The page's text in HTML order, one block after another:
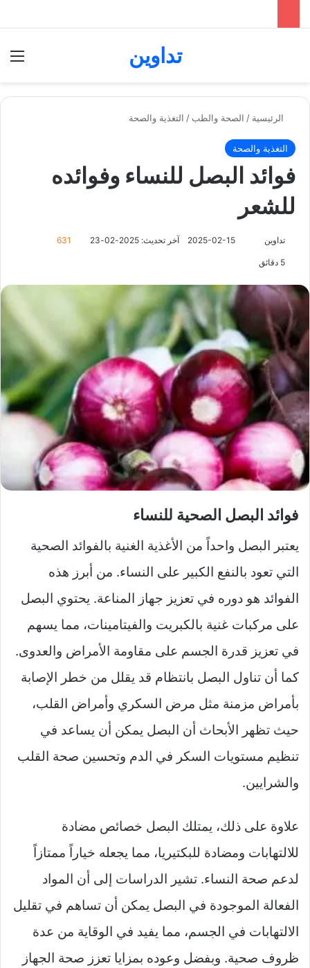
تداوين
الرئيسية / الصحة والطب / التغذية والصحة
التغذية والصحة
فوائد البصل للنساء وفوائده
للشعر
تداوين 2025-02-15 آخر تحديث: 2025-02-23 631
فوائد البصل الصحية للنساء
يعتبر البصل واحداً من الأغذية الغنية بالفوائد الصحية
التي تعود بالنفع الكبير على النساء. من أبرز هذه
الفوائد هو دوره في تعزيز جهاز المناعة. يحتوي البصل
على مركبات غنية بالكبريت والفيتامينات، مما يسهم
في تعزيز قدرة الجسم على مقاومة الأمراض والعدوى.
كما أن تناول البصل بانتظام قد يقلل من خطر الإصابة
بأمراض مزمنة مثل مرض السكري وأمراض القلب،
حيث تظهر الأبحاث أن البصل يمكن أن يساعد في
تنظيم مستويات السكر في الدم وتحسين صحة القلب
والشرايين.
علاوة على ذلك، يمتلك البصل خصائص مضادة
للالتهابات ومضادة للبكتيريا، مما يجعله خياراً ممتازاً
لدعم صحة النساء. تشير الدراسات إلى أن المواد
الفعالة الموجودة في البصل يمكن أن تساهم في تقليل
الالتهابات في الجسم، مما يفيد في الوقاية من عدة
ظروف صحية. وبفضل وعوده بمزايا تعزز صحة الجهاز